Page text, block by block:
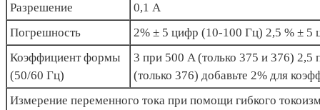
Разрешение
0,1 А
Погрешность
2% ± 5 цифр (10-100 Гц) 2,5 % ± 5
Коэффициент формы
(50/60 Гц)
3 при 500 A (только 375 и 376) 2,5
(только 376) добавьте 2% для
Измерение переменного тока при помощи гибкого